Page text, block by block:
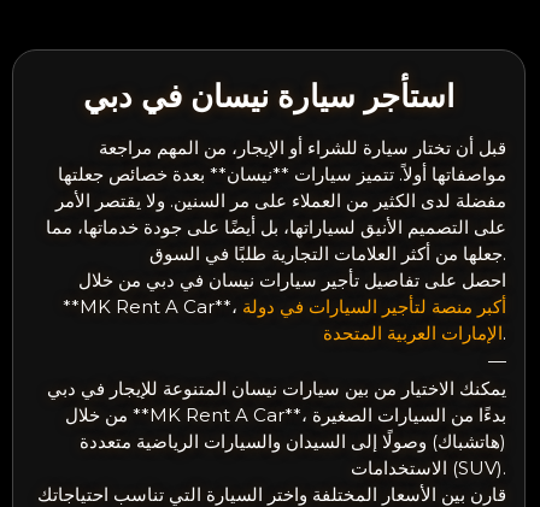
استأجر سيارة نيسان في دبي
قبل أن تختار سيارة للشراء أو الإيجار، من المهم مراجعة
مواصفاتها أولاً. تتميز سيارات **نيسان** بعدة خصائص جعلتها
مفضلة لدى الكثير من العملاء على مر السنين. ولا يقتصر الأمر
على التصميم الأنيق لسياراتها، بل أيضًا على جودة خدماتها، مما
جعلها من أكثر العلامات التجارية طلبًا في السوق.
احصل على تفاصيل تأجير سيارات نيسان في دبي من خلال
**MK Rent A Car**، أكبر منصة لتأجير السيارات في دولة
الإمارات العربية المتحدة.
—
يمكنك الاختيار من بين سيارات نيسان المتنوعة للإيجار في دبي
من خلال **MK Rent A Car**، بدءًا من السيارات الصغيرة
(هاتشباك) وصولًا إلى السيدان والسيارات الرياضية متعددة
الاستخدامات (SUV).
قارن بين الأسعار المختلفة واختر السيارة التي تناسب احتياجاتك